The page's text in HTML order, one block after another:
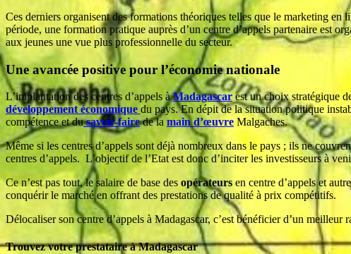
Ces derniers organisent des formations théoriques telles que le marketing en
période, une formation pratique auprès d’un centre d’appels partenaire est
aux jeunes une vue plus professionnelle du secteur.
Une avancée positive pour l’économie nationale
L’implantation des centres d’appels àMadagascar est un choix stratégique
développement économique du pays. En dépit de la situation politique
compétence et du savoir-fairede la main d’œuvre Malgaches.
Même si les centres d’appels sont déjà nombreux dans le pays ; ils ne
centres d’appels. L’objectif de l’Etat est donc d’inciter les investisseurs à
Ce n’est pas tout, le salaire de base des opérateurs en centre d’appels et
conquérir le marché en offrant des prestations de qualité à prix compétitifs.
Délocaliser son centre d’appels à Madagascar, c’est bénéficier d’un
Trouvez votre prestataire à Madagascar